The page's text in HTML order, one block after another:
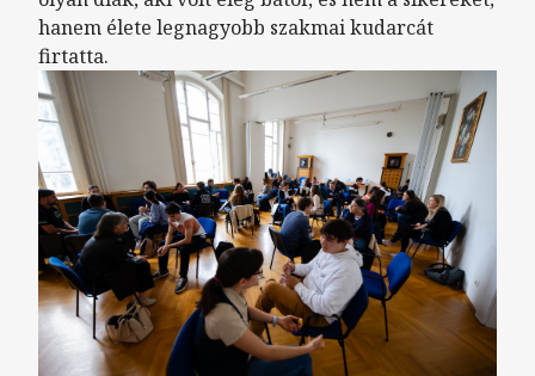
hanem élete legnagyobb szakmai kudarcát
firtatta.